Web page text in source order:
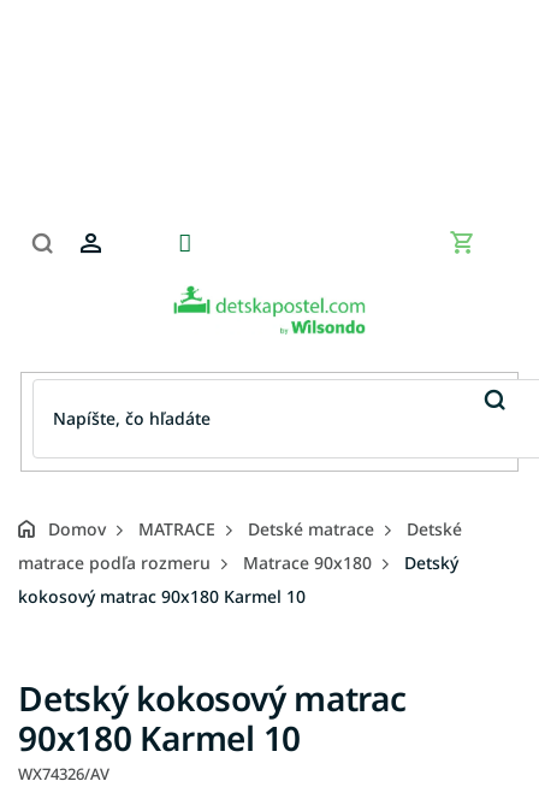
Domov MATRACE Detské matrace
Detské
matrace podľa rozmeru
Matrace 90x180
Detský
kokosový matrac 90x180 Karmel 10
Detský kokosový matrac
90x180 Karmel 10
WX74326/AV